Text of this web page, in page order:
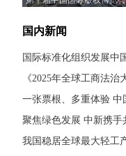
国内新闻
《2025年全球工商法
聚焦绿色发展 中新携
我国稳居全球最大轻工